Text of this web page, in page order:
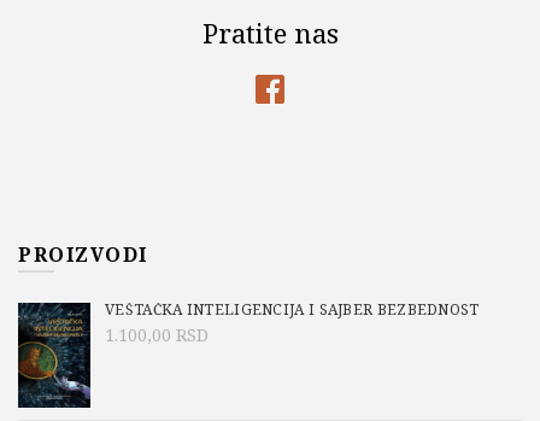
Pratite nas
PROIZVODI
VEŠTAČKA INTELIGENCIJA I SAJBER BEZBEDNOST
1.100,00 RSD